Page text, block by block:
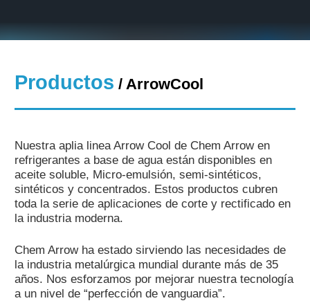
Productos / ArrowCool
Nuestra aplia linea Arrow Cool de Chem Arrow en
refrigerantes a base de agua están disponibles en
aceite soluble, Micro-emulsión, semi-sintéticos,
sintéticos y concentrados. Estos productos cubren
toda la serie de aplicaciones de corte y rectificado en
la industria moderna.
Chem Arrow ha estado sirviendo las necesidades de
la industria metalúrgica mundial durante más de 35
años. Nos esforzamos por mejorar nuestra tecnología
a un nivel de “perfección de vanguardia”.
Ambientales
Contáctenos
Oportunidades de
Customer /